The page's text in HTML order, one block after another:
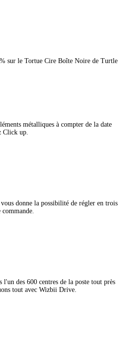
sur le Tortue Cire Boîte Noire de Turtle
métalliques à compter de la date
Click up.
donne la possibilité de régler en trois
l'un des 600 centres de la poste tout près
tout avec Wizbii Drive.